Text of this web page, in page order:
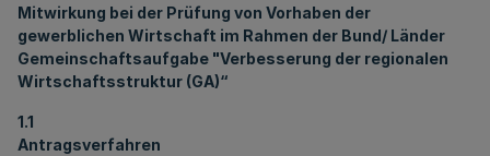
Mitwirkung bei der Prüfung von Vorhaben der
gewerblichen Wirtschaft im Rahmen der Bund/ Länder
Gemeinschaftsaufgabe "Verbesserung der regionalen
Wirtschaftsstruktur (GA)“
1.1
Antragsverfahren